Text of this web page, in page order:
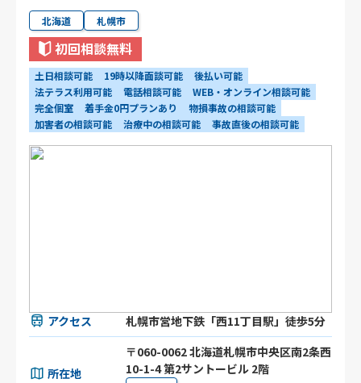
北海道 札幌市
初回相談無料
土日相談可能 19時以降面談可能
後払い可能
法テラス利用可能
電話相談可能
WEB・オンライン相談可能
完全個室
着手金0円プランあり
物損事故の相談可能
加害者の相談可能
治療中の相談可能 事故直後の相談可能
アクセス 札幌市営地下鉄「西11丁目駅」徒歩5分
所在地
〒060-0062 北海道札幌市中央区南2条西
10-1-4 第2サントービル 2階